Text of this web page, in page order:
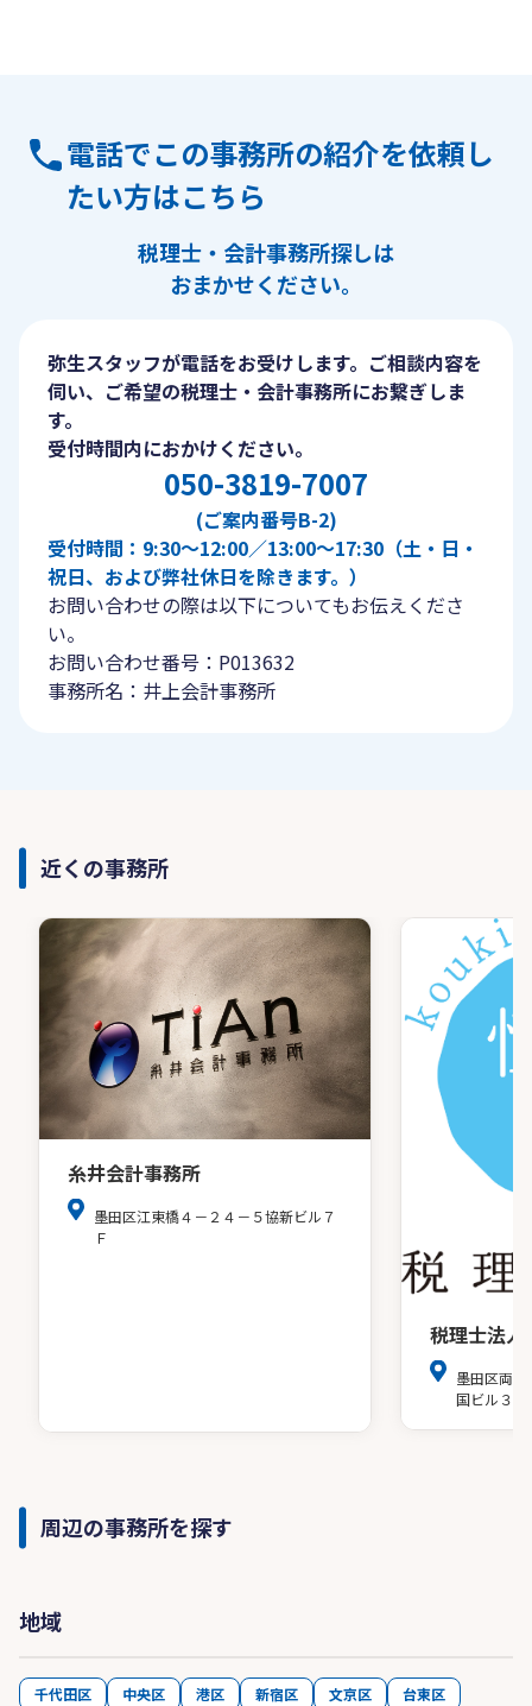
電話でこの事務所の紹介を依頼し
たい方はこちら
税理士・会計事務所探しは
おまかせください。
弥生スタッフが電話をお受けします。ご相談内容を
伺い、ご希望の税理士・会計事務所にお繋ぎしま
す。
受付時間内におかけください。
050-3819-7007
(ご案内番号B-2)
受付時間：9:30〜12:00／13:00〜17:30（土・日・
祝日、および弊社休日を除きます。）
お問い合わせの際は以下についてもお伝えくださ
い。
お問い合わせ番号：P013632
事務所名：井上会計事務所
近くの事務所
糸井会計事務所
墨田区江東橋４－２４－５協新ビル７
Ｆ
税理士法人
墨田区両
国ビル３階
周辺の事務所を探す
地域
千代田区 中央区 港区 新宿区 文京区
台東区